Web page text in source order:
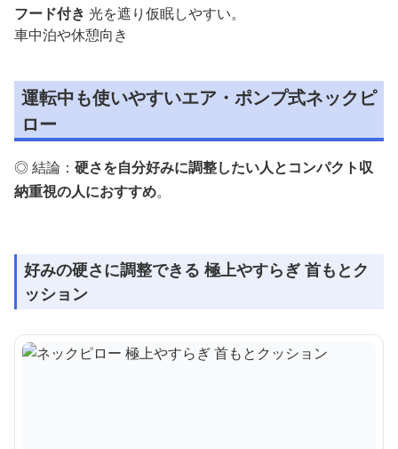
フード付き 光を遮り仮眠しやすい。
車中泊や休憩向き
運転中も使いやすいエア・ポンプ式ネックピ
ロー
◎ 結論： 硬さを自分好みに調整したい人とコンパクト収
納重視の人におすすめ。
好みの硬さに調整できる 極上やすらぎ 首もとク
ッション